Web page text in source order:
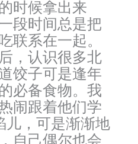
时候拿出来
段时间总是把
联系在一起。
，认识很多北
饺子可是逢年
必备食物。我
闹跟着他们学
，可是渐渐地
自己偶尔也会